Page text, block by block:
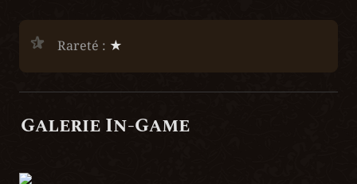
Rareté : ★
Galerie In-Game